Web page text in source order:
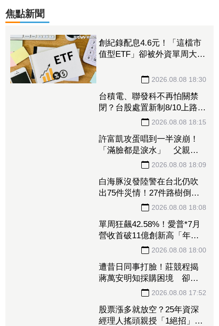
焦點新聞
創紀錄配息4.6元！「這檔市
值型ETF」卻被外資單周大砍
被抽回2億元
2026.08.08 18:30
台積電、聯發科不再怕關禁
閉？台股處置新制8/10上路！
處置縮至5天、2分鐘撮合
許富凱攻蛋唱到一半淚崩！
「滿臉都是淚水」 父親節
白海豚沒發陸警在台北仍吹
出75件災情！27件路樹倒
2026.08.08 18:08
單周狂飆42.58%！愛普*7月
營收首破11億創新高「年增
遭昔日同事打臉！莊競程揭
蔣萬安明知採購困境 卻仍
股票漲多就放空？25年資深